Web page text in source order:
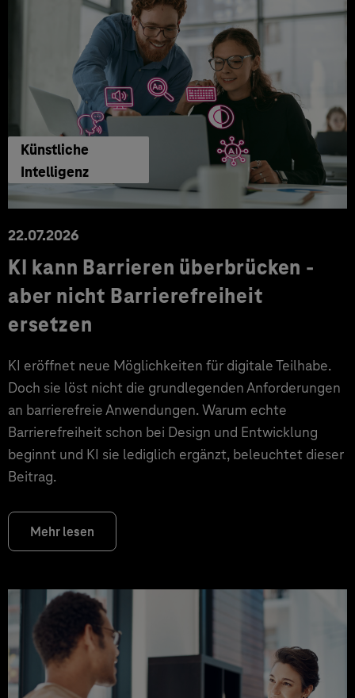
Künstliche
Intelligenz
22.07.2026
KI kann Barrieren überbrücken -
aber nicht Barrierefreiheit
ersetzen
KI eröffnet neue Möglichkeiten für digitale Teilhabe.
Doch sie löst nicht die grundlegenden Anforderungen
an barrierefreie Anwendungen. Warum echte
Barrierefreiheit schon bei Design und Entwicklung
beginnt und KI sie lediglich ergänzt, beleuchtet dieser
Beitrag.
Mehr lesen